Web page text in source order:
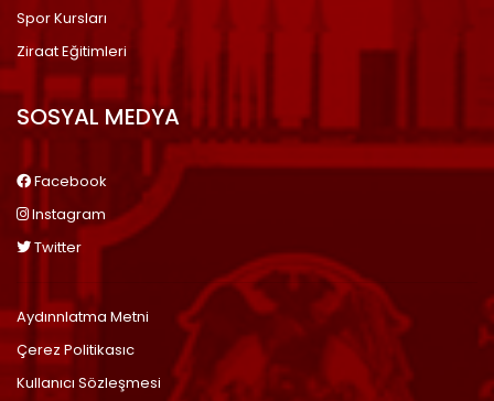
Spor Kursları
Ziraat Eğitimleri
SOSYAL MEDYA
Facebook
Instagram
Twitter
Aydınnlatma Metni
Çerez Politikasıc
Kullanıcı Sözleşmesi